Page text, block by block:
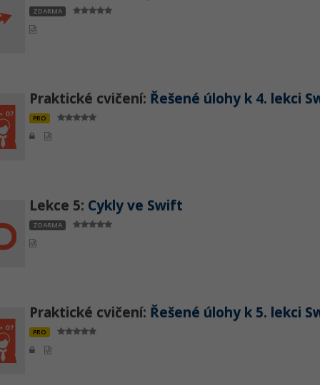
ZDARMA
Praktické cvičení: Řešené úlohy k 4. lekci
PRO
Lekce 5: Cykly ve Swift
ZDARMA
Praktické cvičení: Řešené úlohy k 5. lekci
PRO